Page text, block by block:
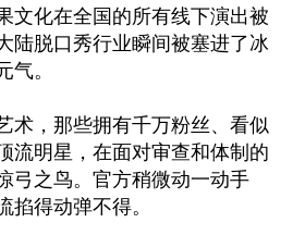
文化在全国的所有线下演出被
陆脱口秀行业瞬间被塞进了冰
气。
术，那些拥有千万粉丝、看似
流明星，在面对审查和体制的
弓之鸟。官方稍微动一动手
掐得动弹不得。